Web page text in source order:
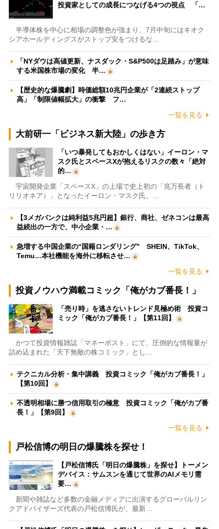
投資家としての成長につなげる4つの視点 「…
半導体株を中心に相場の調整色が強まり、7月中旬にはキオク
シアホールディングスがストップ安をつけるな…
「NYダウは高値更新、ナスダック・S&P500は足踏み」が意味
する米国株市場の変化 半…
【歴史的な爆騰劇】時価総額10兆円企業が「2連続ストップ
高」「制限値幅拡大」の衝撃 フ…
一覧を見る
大前研一「ビジネス新大陸」の歩き方
「いつ暴発してもおかしくはない」イーロン・マ
スク氏とスペースXが抱えるリスクの数々「絶対
的…
宇宙開発企業「スペースX」の上場で史上初の「兆万長者（ト
リリオネア）」となったイーロン・マスク氏。…
【3メガバンクは純利益5兆円超】銀行、商社、ゼネコンは最高
益続出の一方で、中小企業・…
急増する中国企業の“国籍ロンダリング” SHEIN、TikTok、
Temu…本社機能を海外に移転させ…
一覧を見る
投資ノウハウ満載コミック「俺がカブ番長！」
「売り時」を逃さないトレンド見極め術 投資コ
ミック「俺がカブ番長！」【第11回】
かつて投資情報雑誌「マネーポスト」にて、圧倒的な情報量が
詰め込まれた「天下無敵の株コミック」とし…
テクニカル分析・集中講義 投資コミック「俺がカブ番長！」
【第10回】
不透明相場に勝つ信用取引の極意 投資コミック「俺がカブ番
長！」【第9回】
一覧を見る
戸松信博の明日の爆騰株を探せ！
【戸松信博氏「明日の爆騰株」を探せ】トーメン
デバイス：サムスンを通じて世界のAIメモリ需
要…
新聞や雑誌など多数の金融メディアに出演するグローバルリン
クアドバイザーズ代表の戸松信博氏が、最新…